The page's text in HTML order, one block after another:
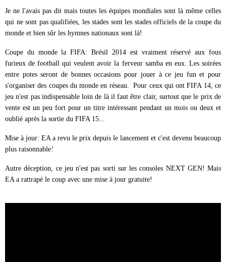
Je ne l'avais pas dit mais toutes les équipes mondiales sont là même celles
qui ne sont pas qualifiées, les stades sont les stades officiels de la coupe du
monde et bien sûr les hymnes nationaux sont là!
Coupe du monde la FIFA: Brésil 2014 est vraiment réservé aux fous
furieux de football qui veulent avoir la ferveur samba en eux. Les soirées
entre potes seront de bonnes occasions pour jouer à ce jeu fun et pour
s'organiser des coupes du monde en réseau. Pour ceux qui ont FIFA 14, ce
jeu n'est pas indispensable loin de là il faut être clair, surtout que le prix de
vente est un peu fort pour un titre intéressant pendant un mois ou deux et
oublié après la sortie du FIFA 15...
Mise à jour: EA a revu le prix depuis le lancement et c'est devenu beaucoup
plus raisonnable!
Autre déception, ce jeu n'est pas sorti sur les consoles NEXT GEN! Mais
EA a rattrapé le coup avec une mise à jour gratuite!